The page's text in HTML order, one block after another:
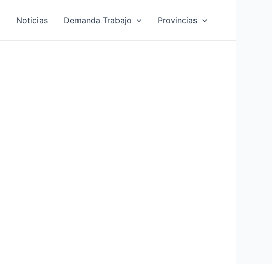
Noticias Demanda Trabajo Provincias